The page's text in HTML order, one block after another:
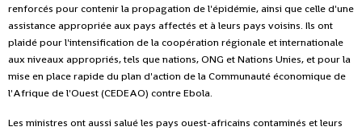
renforcés pour contenir la propagation de l'épidémie, ainsi que celle d'une
assistance appropriée aux pays affectés et à leurs pays voisins. Ils ont
plaidé pour l'intensification de la coopération régionale et internationale
aux niveaux appropriés, tels que nations, ONG et Nations Unies, et pour la
mise en place rapide du plan d'action de la Communauté économique de
l'Afrique de l'Ouest (CEDEAO) contre Ebola.
Les ministres ont aussi salué les pays ouest-africains contaminés et leurs